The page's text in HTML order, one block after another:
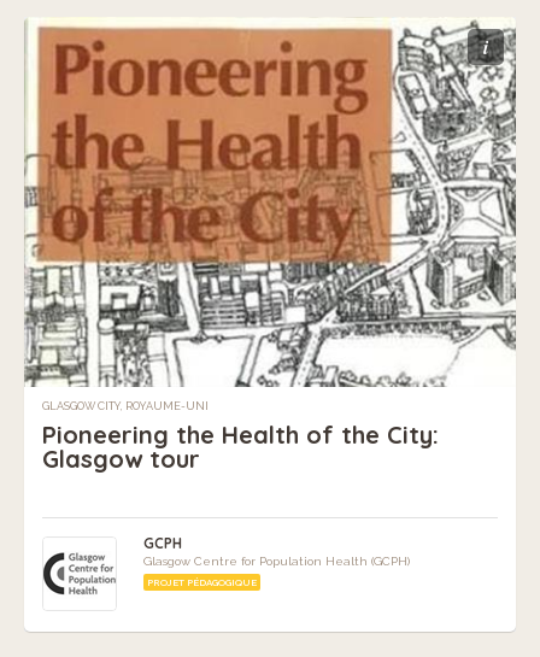
i
GLASGOW CITY, ROYAUME-UNI
Pioneering the Health of the City:
Glasgow tour
GCPH
Glasgow Centre for Population Health (GCPH)
PROJET PÉDAGOGIQUE